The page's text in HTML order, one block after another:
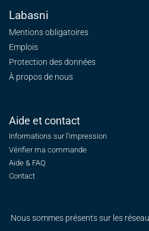
Labasni
Mentions obligatoires
Emplois
Protection des données
À propos de nous
Aide et contact
Informations sur l'impression
Vérifier ma commande
Aide & FAQ
Contact
Nous sommes présents sur les